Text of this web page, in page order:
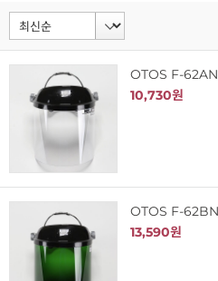
OTOS F-
10,730원
OTOS F-
13,590원